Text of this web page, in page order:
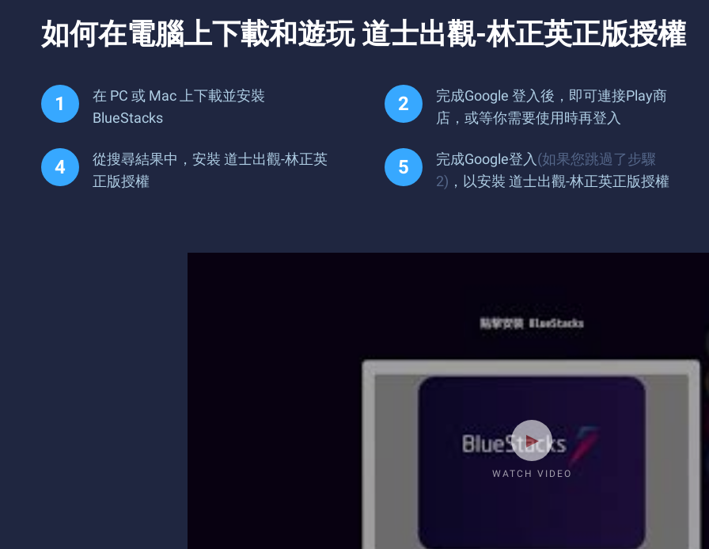
如何在電腦上下載和遊玩 道士出觀-林正英正版授權
在 PC 或 Mac 上下載並安裝
BlueStacks
完成Google 登入後，即可連接Play商
店，或等你需要使用時再登入
從搜尋結果中，安裝 道士出觀-林正英
正版授權
完成Google登入 (如果您跳過了步驟
2) ，以安裝 道士出觀-林正英正版授權
WATCH VIDEO